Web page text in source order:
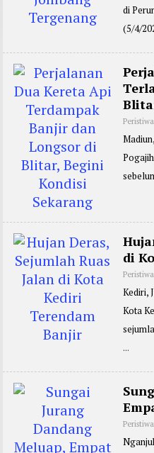
di
(5/4/
Peristiwa
di
Peristiwa
Kediri,
Kota
Peristiwa